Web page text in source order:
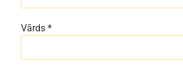
Vārds *